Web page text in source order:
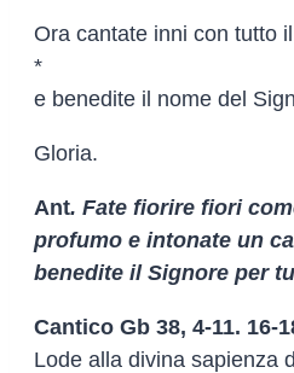
Ora cantate inni con tutto
*
e benedite il nome del
Gloria.
Ant. Fate fiorire fiori
profumo e intonate un
benedite il Signore per
Cantico Gb 38, 4-11. 16-
Lode alla divina sapienza